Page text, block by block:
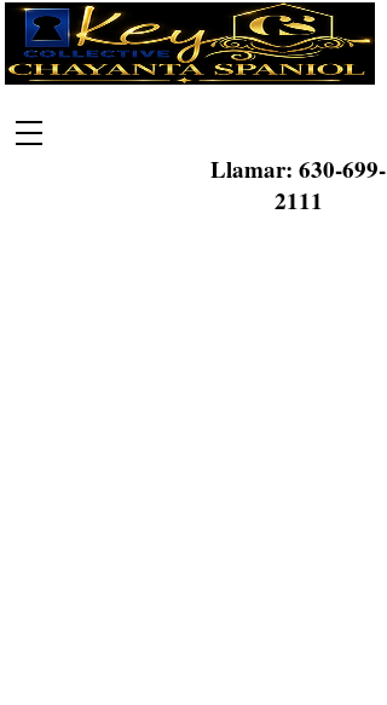
Llamar: 630-699-
2111